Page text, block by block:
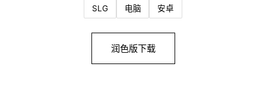
SLG 电脑 安卓
润色版下载